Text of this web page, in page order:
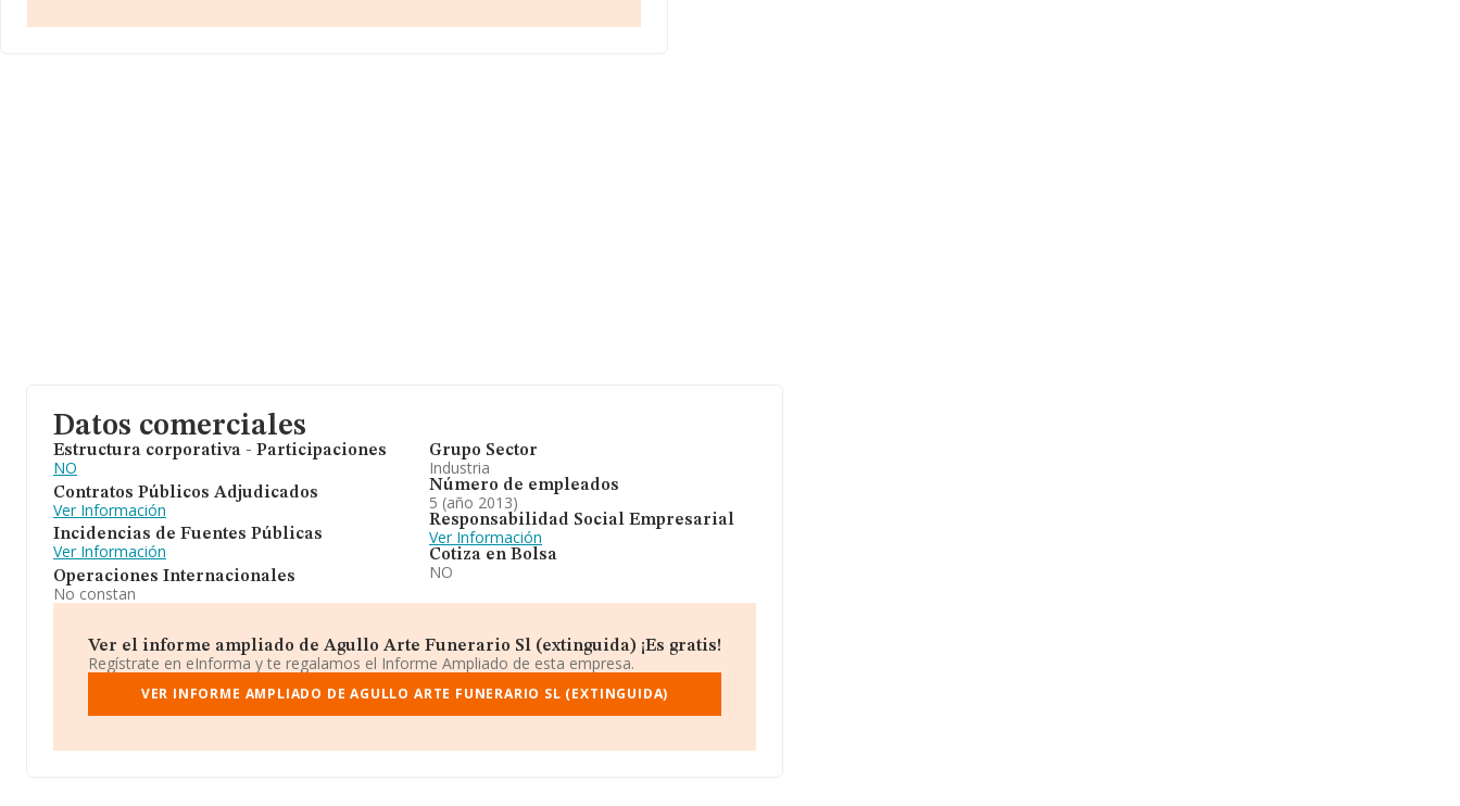
Finalmente, para completar los datos de sector los empleados de media son 4. La
Datos comerciales
Estructura corporativa - Participaciones
NO
Contratos Públicos Adjudicados
Ver Información
Incidencias de Fuentes Públicas
Ver Información
Operaciones Internacionales
No constan
Grupo Sector
Industria
Número de empleados
5 (año 2013)
Responsabilidad Social Empresarial
Ver Información
Cotiza en Bolsa
NO
Ver el informe ampliado de Agullo Arte Funerario Sl (extinguida) ¡Es gratis!
Regístrate en eInforma y te regalamos el Informe Ampliado de esta empresa.
VER INFORME AMPLIADO DE AGULLO ARTE FUNERARIO SL (EXTINGUIDA)